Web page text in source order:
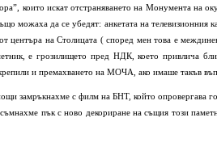
които искат отстраняването на Монумента на
можаха да се убедят: анкетата на телевизионния
центъра на Столицата ( според мен това е
е грозилището пред НДК, което привлича
и премахването на МОЧА, ако имаше такъв
замръкнахме с филм на БНТ, който опровергава
пък с ново декориране на същия този